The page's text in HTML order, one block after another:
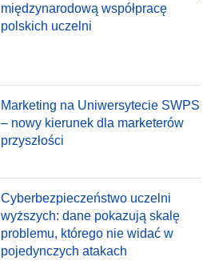
międzynarodową współpracę
polskich uczelni
Marketing na Uniwersytecie SWPS
– nowy kierunek dla marketerów
przyszłości
Cyberbezpieczeństwo uczelni
wyższych: dane pokazują skalę
problemu, którego nie widać w
pojedynczych atakach